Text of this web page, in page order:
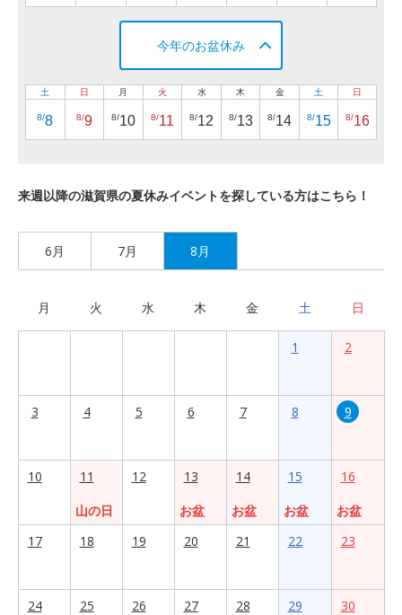
今年のお盆休み
土
8/8
日
8/9
月
8/10
火
8/11
水
8/12
木
8/13
金
8/14
土
8/15
日
8/16
来週以降の滋賀県の夏休みイベントを探している方はこちら！
6月 7月 8月
月 火 水 木 金 土 日
1 2
3 4 5 6 7 8 9
10
11
山の日
12
13
お盆
14
お盆
15
お盆
16
お盆
17
18 19 20 21 22 23
24 25 26 27 28 29 30